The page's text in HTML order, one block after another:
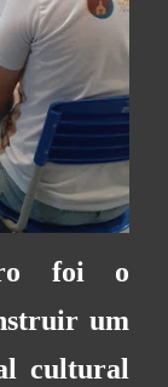
foi o
um
cultural